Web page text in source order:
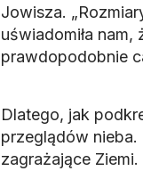
Jowisza.
uświadomiła
prawdopodobnie
Dlatego, jak
przeglądów nieba.
zagrażające